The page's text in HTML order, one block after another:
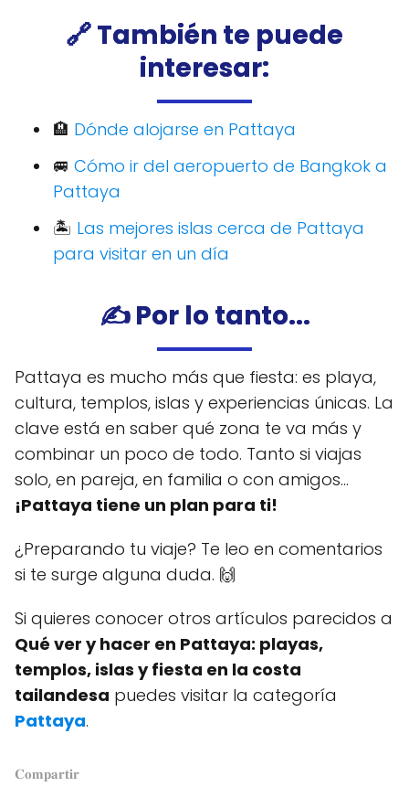
🔗 También te puede
interesar:
🏨 Dónde alojarse en Pattaya
🚐 Cómo ir del aeropuerto de Bangkok a
Pattaya
🏝️ Las mejores islas cerca de Pattaya
para visitar en un día
✍️ Por lo tanto...
Pattaya es mucho más que fiesta: es playa,
cultura, templos, islas y experiencias únicas. La
clave está en saber qué zona te va más y
combinar un poco de todo. Tanto si viajas
solo, en pareja, en familia o con amigos…
¡Pattaya tiene un plan para ti!
¿Preparando tu viaje? Te leo en comentarios
si te surge alguna duda. 🙌
Si quieres conocer otros artículos parecidos a
Qué ver y hacer en Pattaya: playas,
templos, islas y fiesta en la costa
tailandesa puedes visitar la categoría
Pattaya.
𝐂𝐨𝐦𝐩𝐚𝐫𝐭𝐢𝐫